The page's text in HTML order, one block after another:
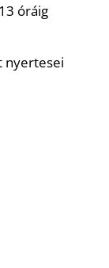
óráig
nyertesei